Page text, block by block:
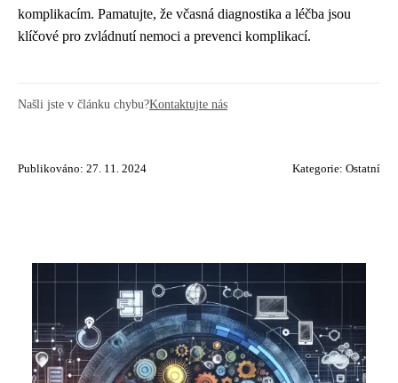
komplikacím. Pamatujte, že včasná diagnostika a léčba jsou
klíčové pro zvládnutí nemoci a prevenci komplikací.
Našli jste v článku chybu?Kontaktujte nás
Publikováno: 27. 11. 2024 Kategorie: Ostatní